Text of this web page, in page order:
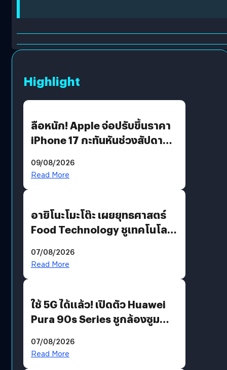
Highlight
ลือหนัก! Apple จ่อปรับขึ้นราคา
iPhone 17 กะทันหันช่วงสัปดาห์ที่
09/08/2026
Read More
อายิโนะโมะโต๊ะ เผยยุทธศาสตร์
Food Technology ชูเทคโนโลยี
บริโภคและ B2B
07/08/2026
Read More
ใช้ 5G ได้แล้ว! เปิดตัว Huawei
Pura 90s Series ชูกล้องซูม
07/08/2026
Read More